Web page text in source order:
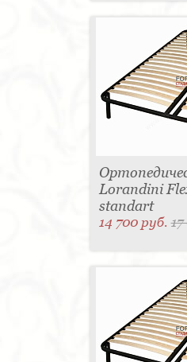
Lorandini
standart
14 700 руб.